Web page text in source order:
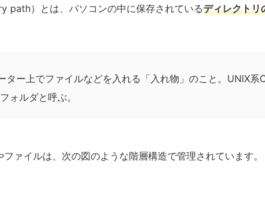
path）とは、パソコンの中に保存されているディレクトリ
ター上でファイルなどを入れる「入れ物」のこと。UNIX系
ォルダと呼ぶ。
ァイルは、次の図のような階層構造で管理されています。